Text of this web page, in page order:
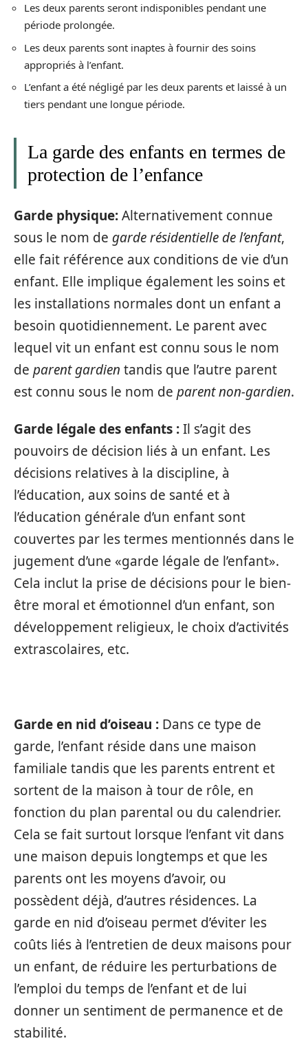
Les deux parents seront indisponibles pendant une
période prolongée.
Les deux parents sont inaptes à fournir des soins
appropriés à l’enfant.
L’enfant a été négligé par les deux parents et laissé à un
tiers pendant une longue période.
La garde des enfants en termes de
protection de l’enfance
Garde physique:Alternativement connue
sous le nom de garde résidentielle de l’enfant,
elle fait référence aux conditions de vie d’un
enfant. Elle implique également les soins et
les installations normales dont un enfant a
besoin quotidiennement. Le parent avec
lequel vit un enfant est connu sous le nom
de parent gardien tandis que l’autre parent
est connu sous le nom de parent non-gardien.
Garde légale des enfants :Il s’agit des
pouvoirs de décision liés à un enfant. Les
décisions relatives à la discipline, à
l’éducation, aux soins de santé et à
l’éducation générale d’un enfant sont
couvertes par les termes mentionnés dans le
jugement d’une «garde légale de l’enfant».
Cela inclut la prise de décisions pour le bien-
être moral et émotionnel d’un enfant, son
développement religieux, le choix d’activités
extrascolaires, etc.
Garde en nid d’oiseau : Dans ce type de
garde, l’enfant réside dans une maison
familiale tandis que les parents entrent et
sortent de la maison à tour de rôle, en
fonction du plan parental ou du calendrier.
Cela se fait surtout lorsque l’enfant vit dans
une maison depuis longtemps et que les
parents ont les moyens d’avoir, ou
possèdent déjà, d’autres résidences. La
garde en nid d’oiseau permet d’éviter les
coûts liés à l’entretien de deux maisons pour
un enfant, de réduire les perturbations de
l’emploi du temps de l’enfant et de lui
donner un sentiment de permanence et de
stabilité.